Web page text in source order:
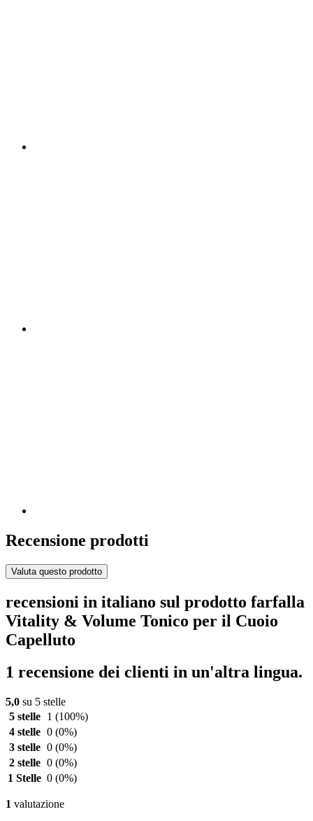
Recensione prodotti
Valuta questo prodotto
recensioni in italiano sul prodotto farfalla
Vitality & Volume Tonico per il Cuoio
Capelluto
1 recensione dei clienti in un'altra lingua.
5,0 su 5 stelle
5 stelle
1 (100%)
4 stelle 0 (0%)
3 stelle 0 (0%)
2 stelle 0 (0%)
1 Stelle 0 (0%)
1 valutazione